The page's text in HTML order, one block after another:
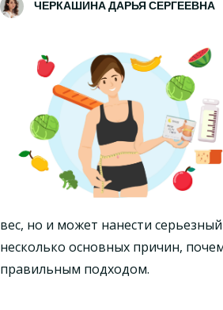
ЧЕРКАШИНА ДАРЬЯ СЕРГЕЕВНА
вес, но и может нанести
несколько основных причин,
правильным подходом.